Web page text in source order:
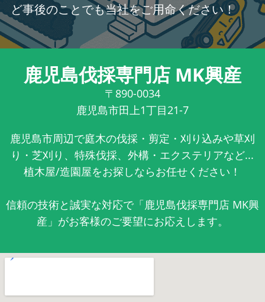
ど事後のことでも当社をご用命ください！
鹿児島伐採専門店 MK興産
〒890-0034
鹿児島市田上1丁目21-7
鹿児島市周辺で庭木の伐採・剪定・刈り込みや草刈
り・芝刈り、特殊伐採、外構・エクステリアなど...
植木屋/造園屋をお探しならお任せください！
信頼の技術と誠実な対応で「鹿児島伐採専門店 MK興
産」がお客様のご要望にお応えします。